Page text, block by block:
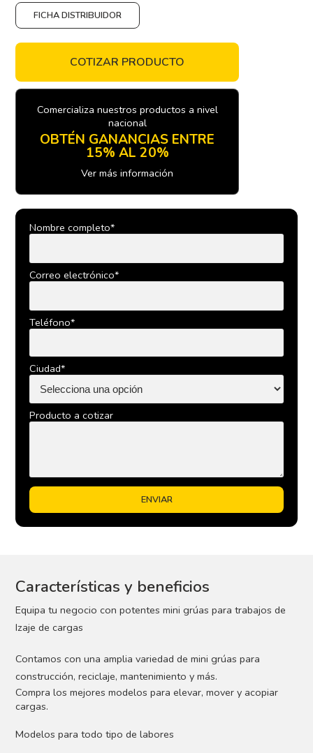
FICHA DISTRIBUIDOR
COTIZAR PRODUCTO
Comercializa nuestros productos a nivel
nacional
OBTÉN GANANCIAS ENTRE
15% AL 20%
Ver más información
Nombre completo*
Correo electrónico*
Teléfono*
Ciudad*
Producto a cotizar
Características y beneficios
Equipa tu negocio con potentes mini grúas para trabajos de
Izaje de cargas
Contamos con una amplia variedad de mini grúas para
construcción, reciclaje, mantenimiento y más.
Compra los mejores modelos para elevar, mover y acopiar
cargas.
Modelos para todo tipo de labores